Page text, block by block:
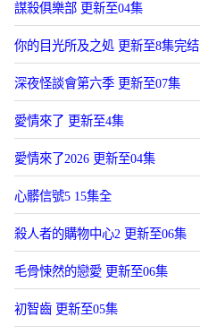
謀殺俱樂部 更新至04集
你的目光所及之処 更新至8集完结
深夜怪談會第六季 更新至07集
愛情來了 更新至4集
愛情來了2026 更新至04集
心髒信號5 15集全
殺人者的購物中心2 更新至06集
毛骨悚然的戀愛 更新至06集
初智齒 更新至05集